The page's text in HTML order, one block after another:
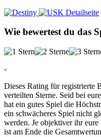
Detailseite
Wie bewertest du das
-
Dieses Rating für registrierte
verteilten Sterne. Seid bei
hat ein gutes Spiel die
ein schwächeres Spiel nicht
werden. Je objektiver ihr eure
ist am Ende die